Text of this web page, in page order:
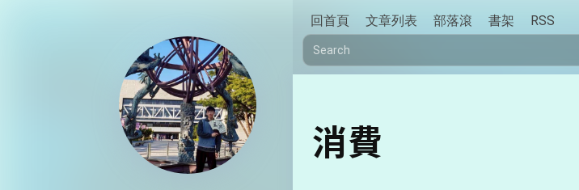
回首頁 文章列表 部落滾 書架 RSS
消費